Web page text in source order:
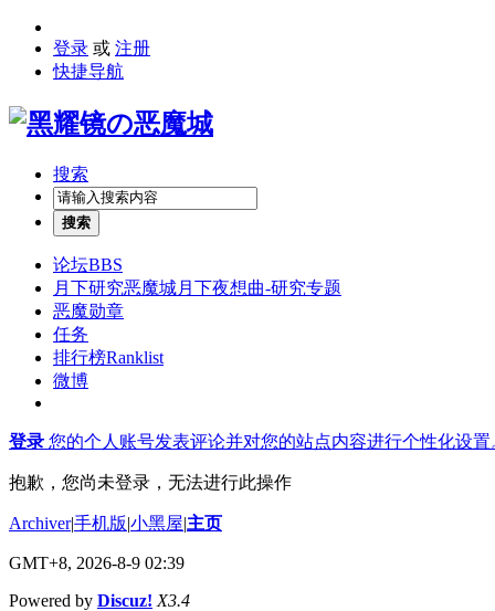
登录 或 注册
快捷导航
搜索
搜索
论坛BBS
月下研究恶魔城月下夜想曲-研究专题
恶魔勋章
任务
排行榜Ranklist
微博
登录 您的个人账号发表评论并对您的站点内容进行个性化设置
抱歉，您尚未登录，无法进行此操作
Archiver|手机版|小黑屋|主页
GMT+8, 2026-8-9 02:39
Powered by Discuz! X3.4